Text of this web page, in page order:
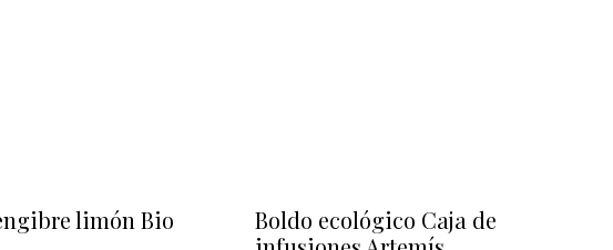
limón Bio
Boldo ecológico Caja de